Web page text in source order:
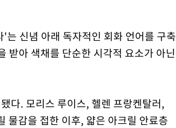
신념 아래 독자적인 회화 언어를 구축
받아 색채를 단순한 시각적 요소가 아닌
다. 모리스 루이스, 헬렌 프랑켄탈러,
물감을 접한 이후, 얇은 아크릴 안료층